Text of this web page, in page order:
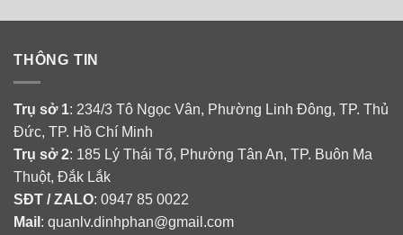
THÔNG TIN
Trụ sở 1: 234/3 Tô Ngọc Vân, Phường Linh Đông, TP. Thủ
Đức, TP. Hồ Chí Minh
Trụ sở 2: 185 Lý Thái Tổ, Phường Tân An, TP. Buôn Ma
Thuột, Đắk Lắk
SĐT / ZALO: 0947 85 0022
Mail : quanlv.dinhphan@gmail.com